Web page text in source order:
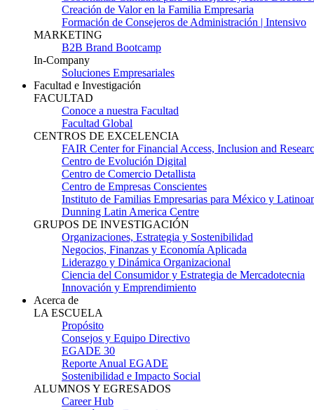
Creación de Valor en la Familia Empresaria
Formación de Consejeros de Administración | Intensivo
MARKETING
B2B Brand Bootcamp
In-Company
Soluciones Empresariales
Facultad e Investigación
FACULTAD
Conoce a nuestra Facultad
Facultad Global
CENTROS DE EXCELENCIA
FAIR Center for Financial Access, Inclusion and
Centro de Evolución Digital
Centro de Comercio Detallista
Centro de Empresas Conscientes
Instituto de Familias Empresarias para México y
Dunning Latin America Centre
GRUPOS DE INVESTIGACIÓN
Organizaciones, Estrategia y Sostenibilidad
Negocios, Finanzas y Economía Aplicada
Liderazgo y Dinámica Organizacional
Ciencia del Consumidor y Estrategia de Mercadotecnia
Innovación y Emprendimiento
Acerca de
LA ESCUELA
Propósito
Consejos y Equipo Directivo
EGADE 30
Reporte Anual EGADE
Sostenibilidad e Impacto Social
ALUMNOS Y EGRESADOS
Career Hub